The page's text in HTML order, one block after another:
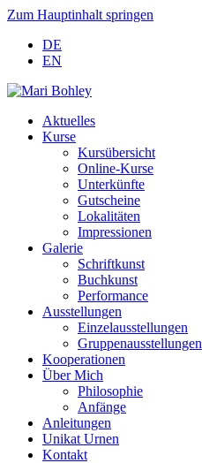
Zum Hauptinhalt springen
DE
EN
Aktuelles
Kurse
Kursübersicht
Online-Kurse
Unterkünfte
Gutscheine
Lokalitäten
Impressionen
Galerie
Schriftkunst
Buchkunst
Performance
Ausstellungen
Einzelausstellungen
Gruppenausstellungen
Kooperationen
Über Mich
Philosophie
Anfänge
Anleitungen
Unikat Urnen
Kontakt